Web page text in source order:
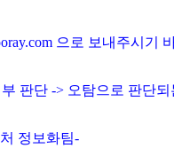
으로 보내주시기
판단 -> 오탐으로 판단
정보화팀-